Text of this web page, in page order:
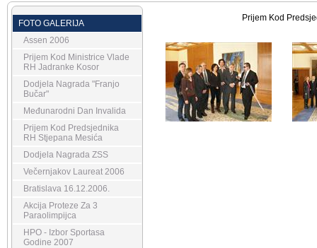
Prijem Kod
FOTO GALERIJA
Assen 2006
Prijem Kod Ministrice Vlade
RH Jadranke Kosor
Dodjela Nagrada "Franjo
Bučar"
Međunarodni Dan Invalida
Prijem Kod Predsjednika
RH Stjepana Mesića
Dodjela Nagrada ZSS
Večernjakov Laureat 2006
Bratislava 16.12.2006.
Akcija Proteze Za 3
Paraolimpijca
HPO - Izbor Sportasa
Godine 2007